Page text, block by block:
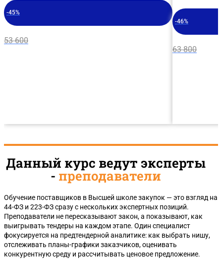
-45%
53 600
-46%
63 800
Данный курс ведут эксперты
- преподаватели
Обучение поставщиков в Высшей школе закупок — это взгляд на
44-ФЗ и 223-ФЗ сразу с нескольких экспертных позиций.
Преподаватели не пересказывают закон, а показывают, как
выигрывать тендеры на каждом этапе. Один специалист
фокусируется на предтендерной аналитике: как выбрать нишу,
отслеживать планы-графики заказчиков, оценивать
конкурентную среду и рассчитывать ценовое предложение.